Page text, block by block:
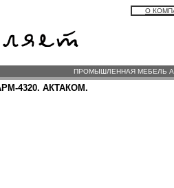
О
ПРОМЫШЛЕННАЯ МЕБЕЛЬ
4320. АКТАКОМ.